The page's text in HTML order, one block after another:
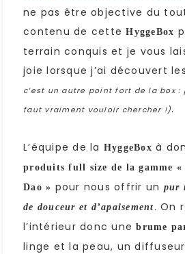
ne pas être objective du
contenu de cetteHyggeBox
terrain conquis et je vous
joie lorsque j’ai découvert
c’est un autre point fort de la box
faut vraiment vouloir chercher !).
L’équipe de la HyggeBox à
produits full size de la gamme
Dao » pour nous offrir un pur
de douceur et d’apaisement. On
l’intérieur donc unebrume
linge et la peau, un